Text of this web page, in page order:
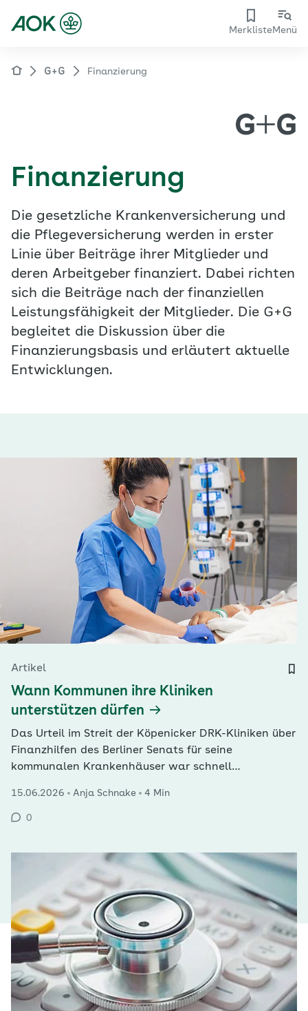
MerklisteMenü
G+G Finanzierung
Finanzierung
Die gesetzliche Krankenversicherung und
die Pflegeversicherung werden in erster
Linie über Beiträge ihrer Mitglieder und
deren Arbeitgeber finanziert. Dabei richten
sich die Beiträge nach der finanziellen
Leistungsfähigkeit der Mitglieder. Die G+G
begleitet die Diskussion über die
Finanzierungsbasis und erläutert aktuelle
Entwicklungen.
Artikel
Wann Kommunen ihre Kliniken
unterstützen dürfen
Das Urteil im Streit der Köpenicker DRK-Kliniken über
Finanzhilfen des Berliner Senats für seine
kommunalen Krankenhäuser war schnell
auch nach dieser Entscheidung vieles offen, sagt der
Curacon-Rechtsexperte Christoph Stumpf.
15.06.2026 Anja Schnake 4 Min
0